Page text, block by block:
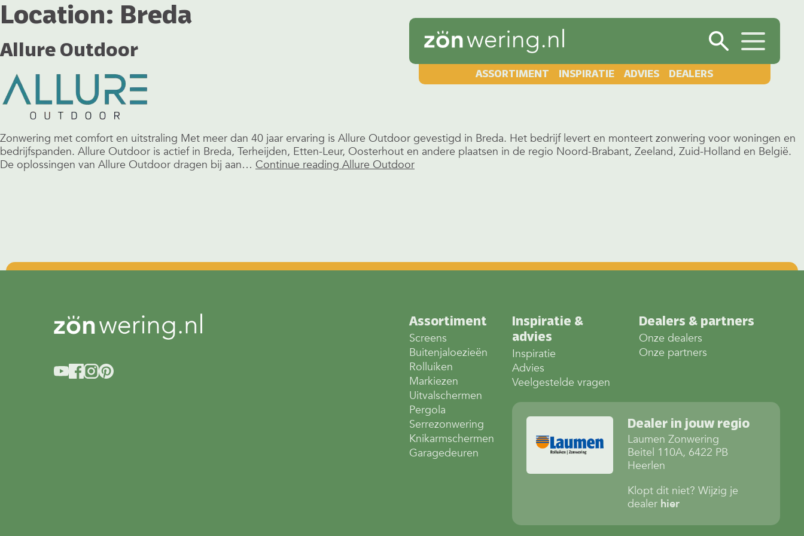
ASSORTIMENT INSPIRATIE ADVIES DEALERS
Location: Breda
Allure Outdoor
Zonwering met comfort en uitstraling Met meer dan 40 jaar ervaring is Allure Outdoor gevestigd in Breda. Het bedrijf levert en monteert zonwering voor woningen en
bedrijfspanden. Allure Outdoor is actief in Breda, Terheijden, Etten-Leur, Oosterhout en andere plaatsen in de regio Noord-Brabant, Zeeland, Zuid-Holland en België.
De oplossingen van Allure Outdoor dragen bij aan… Continue readingAllure Outdoor
Assortiment
Screens
Buitenjaloezieën
Rolluiken
Markiezen
Uitvalschermen
Pergola
Serrezonwering
Knikarmschermen
Garagedeuren
Inspiratie &
advies
Inspiratie
Advies
Veelgestelde vragen
Dealers & partners
Onze dealers
Onze partners
Dealer in jouw regio
Laumen Zonwering
Beitel 110A, 6422 PB
Heerlen
Klopt dit niet? Wijzig je
dealer hier